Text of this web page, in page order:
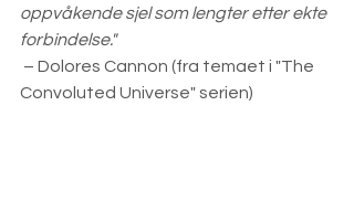
oppvåkende sjel som lengter etter ekte
forbindelse."
Convoluted Universe" serien)